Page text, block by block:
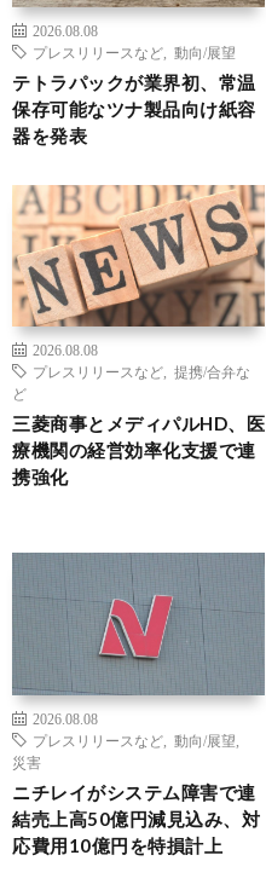
2026.08.08
プレスリリースなど
動向/展望
テトラパックが業界初、常温
保存可能なツナ製品向け紙容
器を発表
2026.08.08
プレスリリースなど
提携/合弁な
ど
三菱商事とメディパルHD、医
療機関の経営効率化支援で連
携強化
2026.08.08
プレスリリースなど
動向/展望
災害
ニチレイがシステム障害で連
結売上高50億円減見込み、対
応費用10億円を特損計上